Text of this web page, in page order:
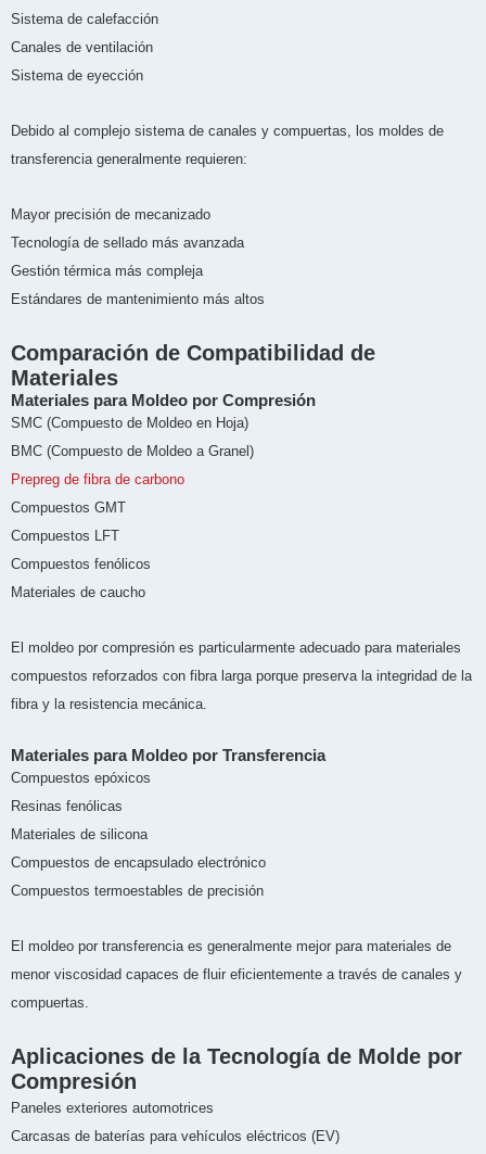
Sistema de calefacción
Canales de ventilación
Sistema de eyección
Debido al complejo sistema de canales y compuertas, los moldes de
transferencia generalmente requieren:
Mayor precisión de mecanizado
Tecnología de sellado más avanzada
Gestión térmica más compleja
Estándares de mantenimiento más altos
Comparación de Compatibilidad de
Materiales
Materiales para Moldeo por Compresión
SMC (Compuesto de Moldeo en Hoja)
BMC (Compuesto de Moldeo a Granel)
Prepreg de fibra de carbono
Compuestos GMT
Compuestos LFT
Compuestos fenólicos
Materiales de caucho
El moldeo por compresión es particularmente adecuado para materiales
compuestos reforzados con fibra larga porque preserva la integridad de la
fibra y la resistencia mecánica.
Materiales para Moldeo por Transferencia
Compuestos epóxicos
Resinas fenólicas
Materiales de silicona
Compuestos de encapsulado electrónico
Compuestos termoestables de precisión
El moldeo por transferencia es generalmente mejor para materiales de
menor viscosidad capaces de fluir eficientemente a través de canales y
compuertas.
Aplicaciones de la Tecnología de Molde por
Compresión
Paneles exteriores automotrices
Carcasas de baterías para vehículos eléctricos (EV)